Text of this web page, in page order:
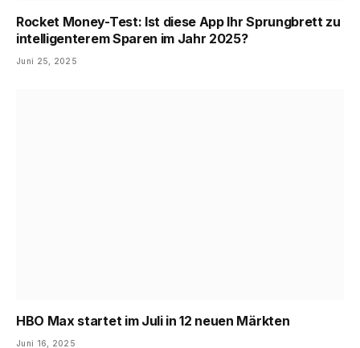
Rocket Money-Test: Ist diese App Ihr ​​Sprungbrett zu
intelligenterem Sparen im Jahr 2025?
Juni 25, 2025
HBO Max startet im Juli in 12 neuen Märkten
Juni 16, 2025